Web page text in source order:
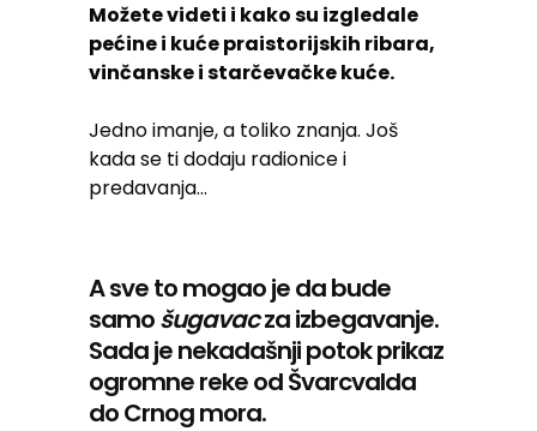
Možete videti i kako su izgledale
pećine i kuće praistorijskih ribara,
vinčanske i starčevačke kuće.
Jedno imanje, a toliko znanja. Još
kada se ti dodaju radionice i
predavanja…
A sve to mogao je da bude
samošugavacza izbegavanje.
Sada je nekadašnji potok prikaz
ogromne reke od Švarcvalda
do Crnog mora.